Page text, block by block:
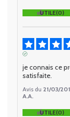
UTILE(0)
je connais ce
satisfaite.
Avis du 21/03/
A.A.
UTILE(0)